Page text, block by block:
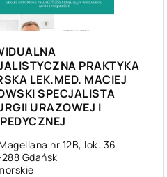
PRAKTYKA
LEK.MED. MACIEJ
SPECJALISTA
URAZOWEJ I
nr 12B, lok. 36
Gdańsk